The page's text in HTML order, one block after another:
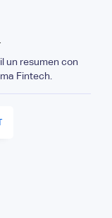
un resumen con
Fintech.